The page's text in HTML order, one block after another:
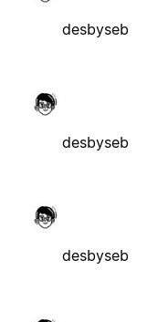
desbyseb
desbyseb
desbyseb